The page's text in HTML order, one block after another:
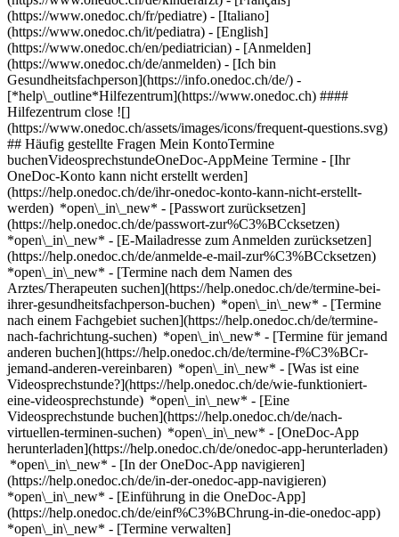
(https://www.onedoc.ch/fr/pediatre) - [Italiano]
(https://www.onedoc.ch/it/pediatra) - [English]
(https://www.onedoc.ch/en/pediatrician) - [Anmelden]
(https://www.onedoc.ch/de/anmelden) - [Ich bin
Gesundheitsfachperson](https://info.onedoc.ch/de/) -
[*help\_outline*Hilfezentrum](https://www.onedoc.ch) ####
Hilfezentrum close ![]
(https://www.onedoc.ch/assets/images/icons/frequent-questions.svg)
## Häufig gestellte Fragen Mein KontoTermine
buchenVideosprechstundeOneDoc-AppMeine Termine - [Ihr
OneDoc-Konto kann nicht erstellt werden]
(https://help.onedoc.ch/de/ihr-onedoc-konto-kann-nicht-erstellt-
werden) *open\_in\_new* - [Passwort zurücksetzen]
(https://help.onedoc.ch/de/passwort-zur%C3%BCcksetzen)
*open\_in\_new* - [E-Mailadresse zum Anmelden zurücksetzen]
(https://help.onedoc.ch/de/anmelde-e-mail-zur%C3%BCcksetzen)
*open\_in\_new* - [Termine nach dem Namen des
Arztes/Therapeuten suchen](https://help.onedoc.ch/de/termine-bei-
ihrer-gesundheitsfachperson-buchen) *open\_in\_new* - [Termine
nach einem Fachgebiet suchen](https://help.onedoc.ch/de/termine-
nach-fachrichtung-suchen) *open\_in\_new* - [Termine für jemand
anderen buchen](https://help.onedoc.ch/de/termine-f%C3%BCr-
jemand-anderen-vereinbaren) *open\_in\_new* - [Was ist eine
Videosprechstunde?](https://help.onedoc.ch/de/wie-funktioniert-
eine-videosprechstunde) *open\_in\_new* - [Eine
Videosprechstunde buchen](https://help.onedoc.ch/de/nach-
virtuellen-terminen-suchen) *open\_in\_new* - [OneDoc-App
herunterladen](https://help.onedoc.ch/de/onedoc-app-herunterladen)
*open\_in\_new* - [In der OneDoc-App navigieren]
(https://help.onedoc.ch/de/in-der-onedoc-app-navigieren)
*open\_in\_new* - [Einführung in die OneDoc-App]
(https://help.onedoc.ch/de/einf%C3%BChrung-in-die-onedoc-app)
*open\_in\_new* - [Termine verwalten](https://help.onedoc.ch/de/termine-verwalten) *open\_in\_new* - [Termine absagen](https://help.onedoc.ch/de/online-gebuchte-termine-absagen) *open\_in\_new* - [Ich erhalte keine Terminbestätigung](https://help.onedoc.ch/de/ich-erhalte-keine-terminbest%C3%A4tigung) *open\_in\_new* [Alle unsere Artikel anzeigen *open\_in\_new*](https://help.onedoc.ch/de/) close ## Ihre Suche bearbeiten ![Haus mit Pluszeichen, das anzeigt, dass eine Konsultation vor Ort möglich ist](https://www.onedoc.ch/assets/images/icons/on-site.svg) Vor Ort ![Kamera mit Play-Symbol, die anzeigt, dass eine Konsultation per Video aus der Ferne möglich ist](https://www.onedoc.ch/assets/images/icons/remote.svg) Virtuell Suche #### Fachrichtung #### Gesundheitsfachperson #### Einrichtung edit Kinderarzt in der Schweiz tune Filter Neue Patienten*keyboard\_arrow\_down* - Zugelassen*check\_circle* Gesprochene Sprachen*keyboard\_arrow\_down* - Albanisch*check\_circle* - Arabisch*check\_circle* - Bulgarisch*check\_circle* - Chinesisch*check\_circle* - Deutsch*check\_circle* - Dänisch*check\_circle* - Englisch*check\_circle* - Finnisch*check\_circle* - Französisch*check\_circle* - Griechisch*check\_circle* - Hebräisch*check\_circle* - Italienisch*check\_circle* - Kroatisch*check\_circle* - Latein*check\_circle* - Litauisch*check\_circle* - Niederländisch*check\_circle* - Norwegisch*check\_circle* - Persisch*check\_circle* - Polnisch*check\_circle* - Portugiesisch*check\_circle* - Rumänisch*check\_circle* - Russisch*check\_circle* - Rätoromanisch*check\_circle* - Schwedisch*check\_circle* - Serbisch*check\_circle* - Slowakisch*check\_circle* - Spanisch*check\_circle* - Suaheli*check\_circle* - Tschechisch*check\_circle* - Türkisch*check\_circle* - Ungarisch*check\_circle* - Vietnamesisch*check\_circle* Geschlecht*keyboard\_arrow\_down* - Weiblich*check\_circle* - Männlich*check\_circle* Netzwerk*keyboard\_arrow\_down* - Réseau Bleu*check\_circle* - IfA*check\_circle* - Polipraxis*check\_circle* - Hirslanden*check\_circle* - Ensemble hospitalier de la Côte - EHC*check\_circle* - ArgoMed*check\_circle* - eastcare*check\_circle* - Réseau des Pédiatres Genevois*check\_circle* - hapmed*check\_circle* - Réseau de Soins Neuchâtelois - RSN*check\_circle* - zu:care*check\_circle* - Medbase*check\_circle* - hawa - Haus-und Kinderärzte*check\_circle* - Magellan*check\_circle* - Réseau Delta*check\_circle* Verfügbarkeit*keyboard\_arrow\_down* - Heute*check\_circle* - In den nächsten 3 Tagen*check\_circle* - In den nächsten 7 Tagen*check\_circle* - In den nächsten 14 Tagen*check\_circle* # Kinderarzt in der Schweiz: Buchen Sie heute Ihren Termin online [![Kinder-Permanence Spital Zollikerberg, Medizinische Praxis in Zollikon](https://assets.onedoc.ch/images/entities/9b8980421f4e1ba00be07492417a71a1efa4198ace02a34717f53e650c9e3b08-small.png "Kinder-Permanence Spital Zollikerberg, Medizinische Praxis in Zollikon")](https://www.onedoc.ch/de/medizinische-praxis/zollikon/ebehl/kinder-permanence-spital-zollikerberg) ### [Kinder-Permanence Spital Zollikerberg](https://www.onedoc.ch/de/medizinische-praxis/zollikon/ebehl/kinder-permanence-spital-zollikerberg) ![Abzeichen, das ein verifiziertes Profil kennzeichnet](https://www.onedoc.ch/assets/images/icons/checkmark.svg) Medizinische Praxis Trichtenhauser Strasse 20 8125 Zollikon ![Patient mit Pluszeichen, der anzeigt, dass neue Patienten angenommen werden](https://www.onedoc.ch/assets/images/icons/new-patients.svg)Akzeptiert neue Patienten [Termin buchen](https://www.onedoc.ch/de/medizinische-praxis/zollikon/ebehl/kinder-permanence-spital-zollikerberg) *chevron\_left* So. 02 Aug. *chevron\_right* Mehr Termine anzeigen *error\_outline* Beim Laden der Verfügbarkeiten ist ein Fehler aufgetreten [Erneut versuchen](https://www.onedoc.ch) [![Unité de soins ambulatoires pédiatriques, Medizinisches Zentrum in Lausanne](https://assets.onedoc.ch/images/entities/b1fb69cd1c32ddadb357861cbf89b3e0cb7149747883ee09052f75401878264c-small.png "Unité de soins ambulatoires pédiatriques, Medizinisches Zentrum in Lausanne")](https://www.onedoc.ch/de/medizinisches-zentrum/lausanne/ebdal/unite-de-soins-ambulatoires-pediatriques) ### [Unité de soins ambulatoires pédiatriques](https://www.onedoc.ch/de/medizinisches-zentrum/lausanne/ebdal/unite-de-soins-ambulatoires-pediatriques) ![Abzeichen, das ein verifiziertes Profil kennzeichnet](https://www.onedoc.ch/assets/images/icons/checkmark.svg) Medizinisches Zentrum Route de Chavannes 11 1007 Lausanne ![Kamera mit Play-Symbol, die anzeigt, dass die Fachperson Videosprechstunden anbietet](https://www.onedoc.ch/assets/images/icons/video-consultations.svg)Videosprechstunde verfügbar ![Patient mit Pluszeichen, der anzeigt, dass neue Patienten angenommen werden](https://www.onedoc.ch/assets/images/icons/new-patients.svg)Akzeptiert neue Patienten [Termin buchen](https://www.onedoc.ch/de/medizinisches-zentrum/lausanne/ebdal/unite-de-soins-ambulatoires-pediatriques) *chevron\_left* So. 02 Aug. *chevron\_right* Mehr Termine anzeigen *error\_outline* Beim Laden der Verfügbarkeiten ist ein Fehler aufgetreten [Erneut versuchen](https://www.onedoc.ch) [![Dipl. Ärztin Isora Gonzalez, Kinderärztin in Altdorf](https://assets.onedoc.ch/images/users/f2123f7e0296283f2a697c2ee1443984fa464a1686d7f7144e38ca5898d76c4e-small.jpg "Dipl. Ärztin Isora Gonzalez, Kinderärztin in Altdorf")](https://www.onedoc.ch/de/kinderarztin/altdorf/pcyby/dipl-arzt-isora-gonzalez) ### [Dipl. Ärztin Isora Gonzalez](https://www.onedoc.ch/de/kinderarztin/altdorf/pcyby/dipl-arzt-isora-gonzalez) ![Abzeichen, das ein verifiziertes Profil kennzeichnet](https://www.onedoc.ch/assets/images/icons/checkmark.svg) [Kinderärztin](https://www.onedoc.ch/de/kinderarzt/altdorf?state=UR) [Praxis Reusstal](https://www.onedoc.ch/de/medizinische-praxis/altdorf/ebdco/praxis-reusstal) Bahnhofplatz 4 6460 Altdorf UR ![Patient mit Pluszeichen, der anzeigt, dass neue Patienten angenommen werden](https://www.onedoc.ch/assets/images/icons/new-patients.svg)Akzeptiert neue Patienten [Termin buchen](https://www.onedoc.ch/de/kinderarztin/altdorf/pcyby/dipl-arzt-isora-gonzalez) Expertisen:[Impfungen bei Kindern | Impfungen bei Säuglingen | Impfberatung Pädiatrie](https://www.onedoc.ch/de/impfungen-bei-kindern-impfungen-bei-sauglingen-impfberatung-padiatrie/altdorf?state=UR), [Vorsorgeuntersuchung bei Kindern | Pädiatrische Vorsorgeuntersuchung | Entwicklungskontrolle](https://www.onedoc.ch/de/vorsorgeuntersuchung-bei-kindern-padiatrische-vorsorgeuntersuchung-entwicklungskontrolle/altdorf?state=UR), [Pädiatrischer Notfall | Kindernotfall](https://www.onedoc.ch/de/padiatrischer-notfall-kindernotfall/altdorf?state=UR), [Meningokokken Impfung](https://www.onedoc.ch/de/meningokokken-impfung/altdorf?state=UR), [Masern - Mumps - Röteln - Impfung (MMR)](https://www.onedoc.ch/de/masern-mumps-roteln-impfung-mmr/altdorf?state=UR), [Allergie | AllergoTest | Allergieabklärung](https://www.onedoc.ch/de/allergie-allergotest-allergieabklarung/altdorf?state=UR), [Windpocken | Varizellen](https://www.onedoc.ch/de/windpocken-varizellen/altdorf?state=UR)Mehr anzeigen Expertisen:[Impfungen bei Kindern | Impfungen bei Säuglingen | Impfberatung Pädiatrie](https://www.onedoc.ch/de/impfungen-bei-kindern-impfungen-bei-sauglingen-impfberatung-padiatrie/altdorf?state=UR), [Vorsorgeuntersuchung bei Kindern | Pädiatrische Vorsorgeuntersuchung | Entwicklungskontrolle](https://www.onedoc.ch/de/vorsorgeuntersuchung-bei-kindern-padiatrische-vorsorgeuntersuchung-entwicklungskontrolle/altdorf?state=UR), [Pädiatrischer Notfall | Kindernotfall](https://www.onedoc.ch/de/padiatrischer-notfall-kindernotfall/altdorf?state=UR), [Meningokokken Impfung](https://www.onedoc.ch/de/meningokokken-impfung/altdorf?state=UR), [Masern - Mumps - Röteln - Impfung (MMR)](https://www.onedoc.ch/de/masern-mumps-roteln-impfung-mmr/altdorf?state=UR), [Allergie | AllergoTest | Allergieabklärung](https://www.onedoc.ch/de/allergie-allergotest-allergieabklarung/altdorf?state=UR), [Windpocken | Varizellen](https://www.onedoc.ch/de/windpocken-varizellen/altdorf?state=UR)Mehr anzeigen [![Dr. med. Patricia Tanriverdi, Assistenzärztin Kinder- und Jugendmedizin in Ingenbohl](https://assets.onedoc.ch/images/users/94c1dfb24ac6e4c8e2e19d8b5243bd2f6812e6e900d63b531485b01c45038698-small.png "Dr. med. Patricia Tanriverdi, Assistenzärztin Kinder- und Jugendmedizin in Ingenbohl")](https://www.onedoc.ch/de/kinderarztin/ingenbohl/pc168/dr-med-patricia-tanriverdi) ### [Dr. med. Patricia Tanriverdi](https://www.onedoc.ch/de/kinderarztin/ingenbohl/pc168/dr-med-patricia-tanriverdi) ![Abzeichen, das ein verifiziertes Profil kennzeichnet](https://www.onedoc.ch/assets/images/icons/checkmark.svg) [Assistenzärztin Kinder- und Jugendmedizin](https://www.onedoc.ch/de/kinderarzt/ingenbohl) [Ärztehaus Brunnen](https://www.onedoc.ch/de/medizinische-praxis/ingenbohl/ebenu/arztehaus-brunnen) Bahnhofstrasse 22 6440 Ingenbohl ![Patient mit Pluszeichen, der anzeigt, dass neue Patienten angenommen werden](https://www.onedoc.ch/assets/images/icons/new-patients.svg)Akzeptiert neue Patienten [Termin buchen](https://www.onedoc.ch/de/kinderarztin/ingenbohl/pc168/dr-med-patricia-tanriverdi) Expertisen:[Vorsorgeuntersuchung bei Kindern | Pädiatrische Vorsorgeuntersuchung | Entwicklungskontrolle](https://www.onedoc.ch/de/vorsorgeuntersuchung-bei-kindern-padiatrische-vorsorgeuntersuchung-entwicklungskontrolle/ingenbohl), [Impfungen bei Kindern | Impfungen bei Säuglingen | Impfberatung Pädiatrie](https://www.onedoc.ch/de/impfungen-bei-kindern-impfungen-bei-sauglingen-impfberatung-padiatrie/ingenbohl), [Kopfschmerzen und Migräne bei Kindern](https://www.onedoc.ch/de/kopfschmerzen-und-migrane-bei-kindern/ingenbohl), [Allergie | AllergoTest | Allergieabklärung](https://www.onedoc.ch/de/allergie-allergotest-allergieabklarung/ingenbohl), [Audiogramm](https://www.onedoc.ch/de/audiogramm/ingenb